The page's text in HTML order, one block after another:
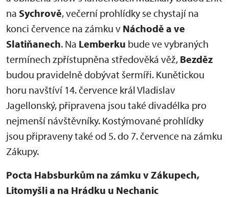
na Sychrově, večerní prohlídky se chystají na
konci července na zámku v Náchodě a ve
Slatiňanech. Na Lemberku bude ve vybraných
termínech zpřístupněna středověká věž, Bezděz
budou pravidelně dobývat šermíři. Kunětickou
horu navštíví 14. července král Vladislav
Jagellonský, připravena jsou také divadélka pro
nejmenší návštěvníky. Kostýmované prohlídky
jsou připraveny také od 5. do 7. července na zámku
Zákupy.
Pocta Habsburkům na zámku v Zákupech,
Litomyšli a na Hrádku u Nechanic